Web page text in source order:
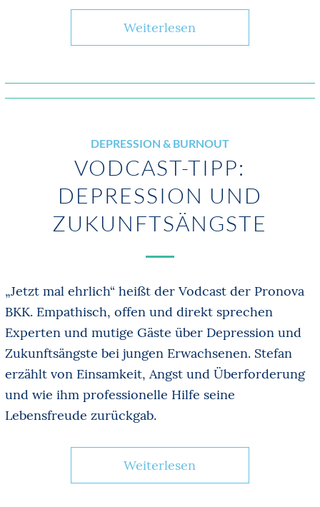
Weiterlesen
DEPRESSION & BURNOUT
VODCAST-TIPP:
DEPRESSION UND
ZUKUNFTSÄNGSTE
„Jetzt mal ehrlich“ heißt der Vodcast der Pronova
BKK. Empathisch, offen und direkt sprechen
Experten und mutige Gäste über Depression und
Zukunftsängste bei jungen Erwachsenen. Stefan
erzählt von Einsamkeit, Angst und Überforderung
und wie ihm professionelle Hilfe seine
Lebensfreude zurückgab.
Weiterlesen